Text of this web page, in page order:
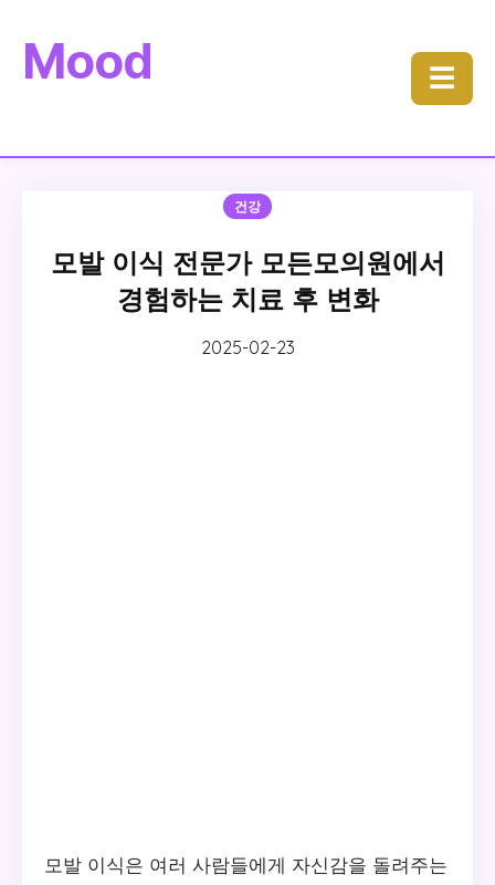
Mood ☰
건강
모발 이식 전문가 모든모의원에서
경험하는 치료 후 변화
2025-02-23
모발 이식은 여러 사람들에게 자신감을 돌려주는